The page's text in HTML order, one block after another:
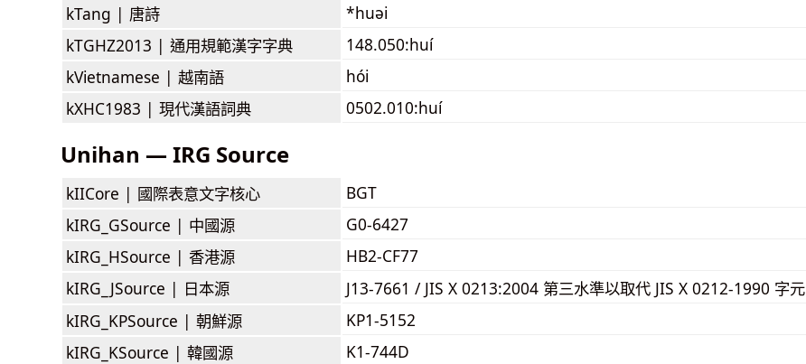
kTang | 唐詩
*huəi
kTGHZ2013 | 通用規範漢字字典
148.050:huí
kVietnamese | 越南語
hói
kXHC1983 | 現代漢語詞典 0502.010:huí
Unihan — IRG Source
kIICore | 國際表意文字核心
BGT
kIRG_GSource | 中國源
G0-6427
kIRG_HSource | 香港源
HB2-CF77
kIRG_JSource | 日本源
J13-7661 / JIS X 0213:2004 第三水準以取代 JIS X 0212-1990 字元
kIRG_KPSource | 朝鮮源
KP1-5152
kIRG_KSource | 韓國源
K1-744D